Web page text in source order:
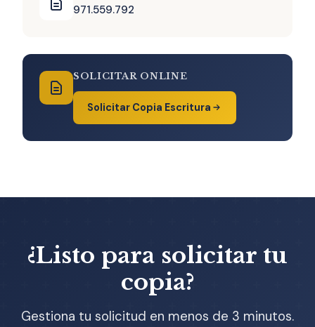
971.559.792
SOLICITAR ONLINE
Solicitar Copia Escritura
¿Listo para solicitar tu
copia?
Gestiona tu solicitud en menos de 3 minutos.